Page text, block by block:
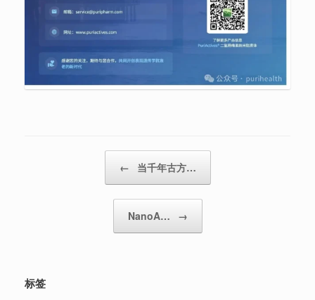
← 当千年古方…
NanoA… →
标签